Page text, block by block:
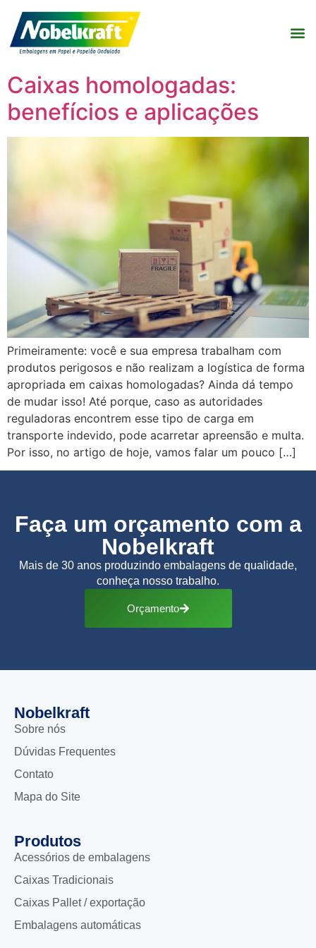
Caixas homologadas:
benefícios e aplicações
Primeiramente: você e sua empresa trabalham com
produtos perigosos e não realizam a logística de forma
apropriada em caixas homologadas? Ainda dá tempo
de mudar isso! Até porque, caso as autoridades
reguladoras encontrem esse tipo de carga em
transporte indevido, pode acarretar apreensão e multa.
Por isso, no artigo de hoje, vamos falar um pouco […]
Faça um orçamento com a
Nobelkraft
Mais de 30 anos produzindo embalagens de qualidade,
conheça nosso trabalho.
Orçamento
Nobelkraft
Sobre nós
Dúvidas Frequentes
Contato
Mapa do Site
Produtos
Acessórios de embalagens
Caixas Tradicionais
Caixas Pallet / exportação
Embalagens automáticas